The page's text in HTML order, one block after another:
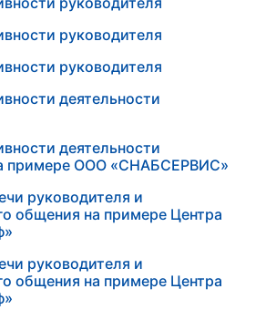
руководителя
руководителя
деятельности
деятельности
примере ООО «СНАБСЕРВИС»
руководителя и
общения на примере Центра
руководителя и
общения на примере Центра